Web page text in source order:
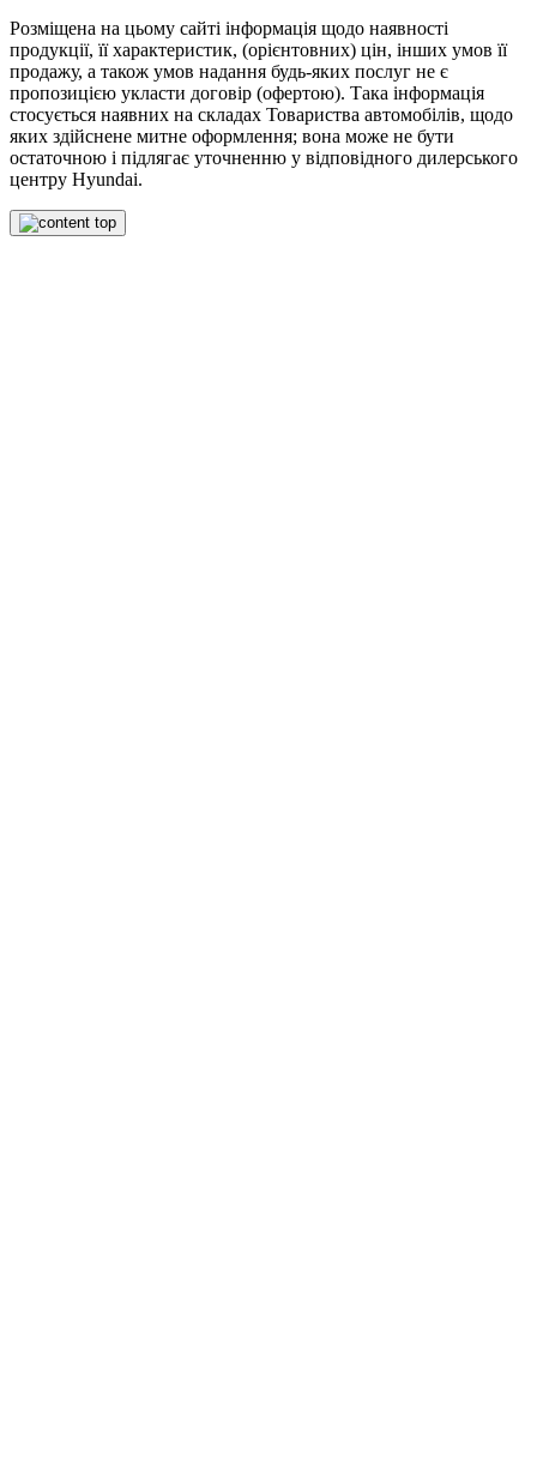
Розміщена на цьому сайті інформація щодо наявності
продукції, її характеристик, (орієнтовних) цін, інших умов її
продажу, а також умов надання будь-яких послуг не є
пропозицією укласти договір (офертою). Така інформація
стосується наявних на складах Товариства автомобілів, щодо
яких здійснене митне оформлення; вона може не бути
остаточною і підлягає уточненню у відповідного дилерського
центру Hyundai.